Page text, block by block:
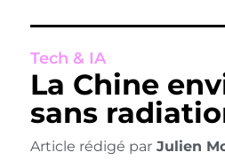
Tech & IA
La Chine
sans
Article rédigé par Julien